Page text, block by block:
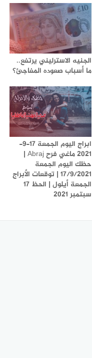
الجنيه الاسترليني يرتفع..
ما أسباب صعوده المفاجئ؟
ابراج اليوم الجمعة 17-9-
2021 ماغي فرح Abraj |
حظك اليوم الجمعة
17/9/2021 | توقعات الأبراج
الجمعة أيلول | الحظ 17
سبتمبر 2021